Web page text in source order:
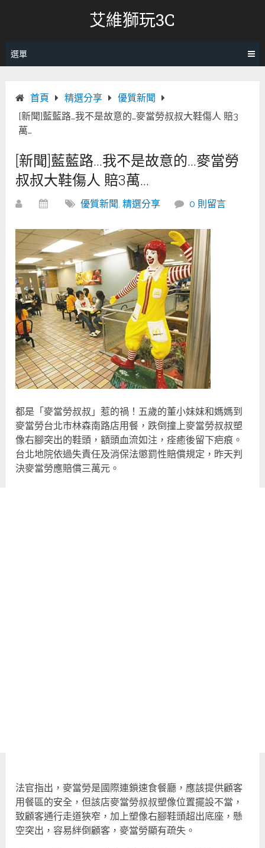
艾維獅玩3C
選單
首頁 精選分享
優質新聞
[新聞]藍藍路…我不是故意的…麥當勞叔叔大鞋傷人 賠3
萬…
[新聞]藍藍路…我不是故意的…麥當勞
叔叔大鞋傷人 賠3萬…
優質新聞,精選分享 0 則留言
都是「麥當勞叔叔」惹的禍！五歲的董小妹妹和媽媽到
麥當勞台北市林森南路店用餐，跌倒撞上麥當勞叔叔塑
像右腳突出的鞋頭，額頭血流如注，痊癒後留下疤痕。
台北地院依過失責任及消保法懲罰性賠償規定，昨天判
決麥當勞應賠償三萬元。
法官指出，麥當勞是國際連鎖速食餐廳，應該提供顧客
用餐區的安全，但該店麥當勞叔叔塑像位置擺設不當，
致顧客通行走道狹窄，加上塑像右腳鞋頭超出底座，懸
空突出，容易絆倒顧客，麥當勞顯有疏失。